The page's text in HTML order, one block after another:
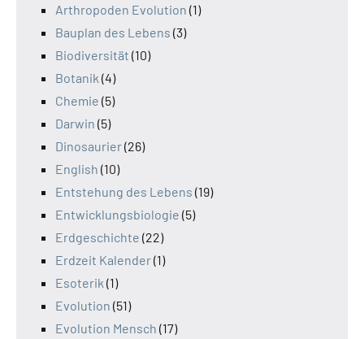
Arthropoden Evolution (1)
Bauplan des Lebens (3)
Biodiversität (10)
Botanik (4)
Chemie (5)
Darwin (5)
Dinosaurier(26)
English (10)
Entstehung des Lebens (19)
Entwicklungsbiologie (5)
Erdgeschichte (22)
Erdzeit Kalender(1)
Esoterik (1)
Evolution (51)
Evolution Mensch (17)